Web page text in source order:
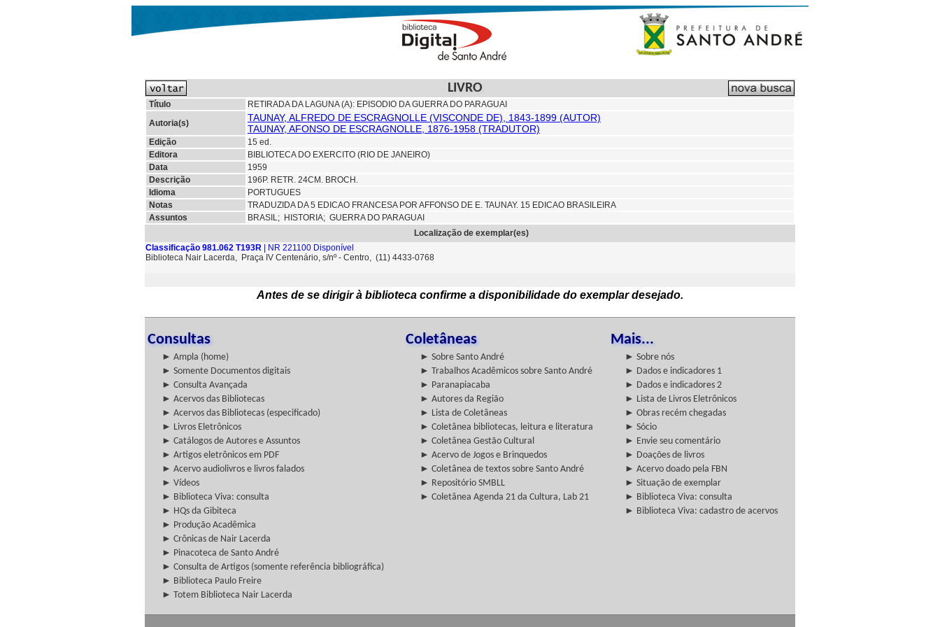
LIVRO
Título
RETIRADA DA LAGUNA (A): EPISODIO DA GUERRA DO PARAGUAI
Autoria(s)
TAUNAY, ALFREDO DE ESCRAGNOLLE (VISCONDE DE), 1843-1899 (AUTOR)
TAUNAY, AFONSO DE ESCRAGNOLLE, 1876-1958 (TRADUTOR)
Edição
15 ed.
Editora
BIBLIOTECA DO EXERCITO (RIO DE JANEIRO)
Data
1959
Descrição
196P. RETR. 24CM. BROCH.
Idioma
PORTUGUES
Notas
TRADUZIDA DA 5 EDICAO FRANCESA POR AFFONSO DE E. TAUNAY. 15 EDICAO BRASILEIRA
Assuntos
BRASIL; HISTORIA; GUERRA DO PARAGUAI
Localização de exemplar(es)
Classificação 981.062 T193R | NR 221100 Disponível
Biblioteca Nair Lacerda, Praça IV Centenário, s/nº - Centro, (11) 4433-0768
Antes de se dirigir à biblioteca confirme a disponibilidade do exemplar desejado.
Consultas Coletâneas Mais...
► Ampla (home) ► Sobre Santo André
► Sobre nós
► Somente Documentos digitais
► Trabalhos Acadêmicos sobre Santo André
► Dados e indicadores 1
► Consulta Avançada
► Paranapiacaba
► Dados e indicadores 2
► Acervos das Bibliotecas
► Autores da Região
► Lista de Livros Eletrônicos
► Acervos das Bibliotecas (especificado)
► Lista de Coletâneas
► Obras recém chegadas
► Livros Eletrônicos
► Coletânea bibliotecas, leitura e literatura
► Sócio
► Catálogos de Autores e Assuntos
► Coletânea Gestão Cultural
► Envie seu comentário
► Artigos eletrônicos em PDF
► Acervo de Jogos e Brinquedos
► Doações de livros
► Acervo audiolivros e livros falados
► Coletânea de textos sobre Santo André
► Acervo doado pela FBN
► Vídeos
► Repositório SMBLL
► Situação de exemplar
► Biblioteca Viva: consulta
► Coletânea Agenda 21 da Cultura, Lab 21
► Biblioteca Viva: consulta
► HQs da Gibiteca
► Biblioteca Viva: cadastro de acervos
► Produção Acadêmica
► Crônicas de Nair Lacerda
► Pinacoteca de Santo André
► Consulta de Artigos (somente referência bibliográfica)
► Biblioteca Paulo Freire
► Totem Biblioteca Nair Lacerda